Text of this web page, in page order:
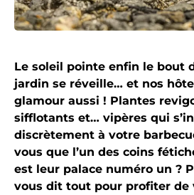
Le soleil pointe enfin le bout
jardin se réveille… et nos
glamour aussi ! Plantes
sifflotants et… vipères qui
discrètement à votre
vous que l’un des coins
est leur palace numéro un ?
vous dit tout pour profiter de